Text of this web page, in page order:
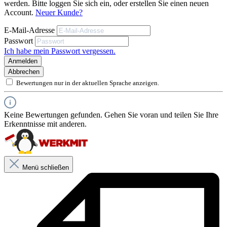
Mit Filmkonservierung
Naturmatt
Produktbeschreibung
Farblose diffusionsoffene Mittelschichtlasur
UV-Licht absorbierender Komponenten
Mit Filmkonservierung
Naturmatt
werden. Bitte loggen Sie sich ein, oder erstellen Sie einen neuen
Account. Neuer Kunde?
E-Mail-Adresse
Passwort
Ich habe mein Passwort vergessen.
Anmelden
Abbrechen
Bewertungen nur in der aktuellen Sprache anzeigen.
Keine Bewertungen gefunden. Gehen Sie voran und teilen Sie Ihre
Erkenntnisse mit anderen.
Menü schließen